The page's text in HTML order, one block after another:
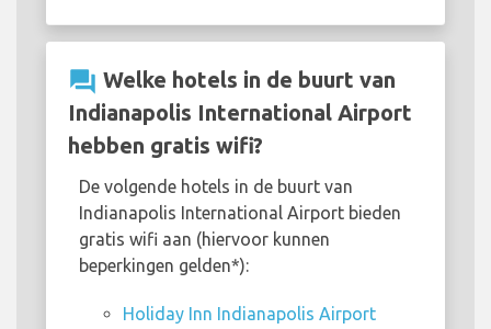
question_answer Welke hotels in de buurt van
Indianapolis International Airport
hebben gratis wifi?
De volgende hotels in de buurt van
Indianapolis International Airport bieden
gratis wifi aan (hiervoor kunnen
beperkingen gelden*):
Holiday Inn Indianapolis Airport